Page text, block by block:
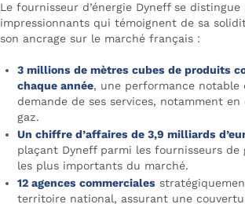
Le fournisseur d’énergie Dyneff se
impressionnants qui témoignent de sa
son ancrage sur le marché français :
3 millions de mètres cubes de produits
chaque année, une performance
demande de ses services, notamment
gaz.
Un chiffre d’affaires de 3,9 milliards
plaçant Dyneff parmi les fournisseurs de
les plus importants du marché.
12 agences commerciales
territoire national, assurant une